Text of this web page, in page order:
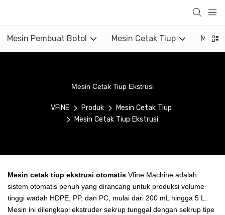
Mesin Pembuat Botol Mesin Cetak Tiup Mesin
Mesin Cetak Tiup Ekstrusi
VFINE Produk
Mesin Cetak Tiup
Mesin Cetak Tiup Ekstrusi
Mesin cetak tiup ekstrusi otomatis Vfine Machine adalah
sistem otomatis penuh yang dirancang untuk produksi volume
tinggi wadah HDPE, PP, dan PC, mulai dari 200 mL hingga 5 L.
Mesin ini dilengkapi ekstruder sekrup tunggal dengan sekrup tipe